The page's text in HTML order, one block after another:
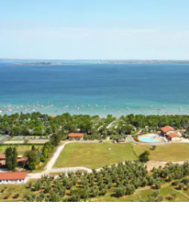
Camping Les Eyzies-de-
Camping Sarlat
Camping Gironde
Camping Bordeaux
Camping Carcans
Camping Hourtin
Camping Lacanau
Camping Soulac sur Mer